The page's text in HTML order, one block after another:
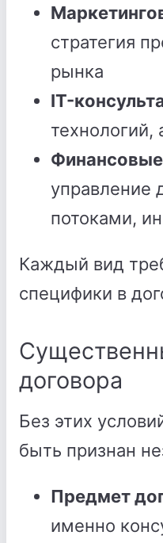
стратегия
рынка
IT-
технологий,
Финансовые
потоками,
Каждый вид
специфики в
договора
Без этих
быть признан
Предмет
именно